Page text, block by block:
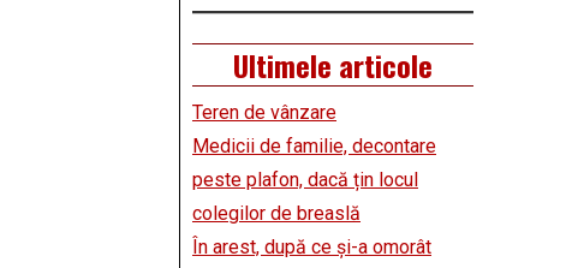
Ultimele articole
Teren de vânzare
Medicii de familie, decontare
peste plafon, dacă țin locul
colegilor de breaslă
În arest, după ce și-a omorât